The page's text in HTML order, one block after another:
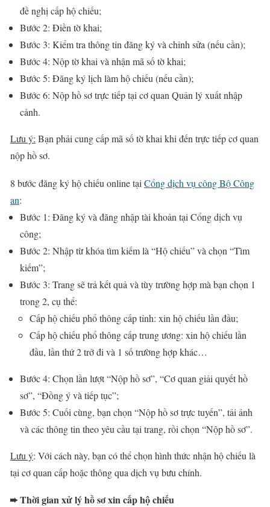
đề nghị cấp hộ chiếu;
Bước 2: Điền tờ khai;
Bước 3: Kiểm tra thông tin đăng ký và chỉnh sửa (nếu cần);
Bước 4: Nộp tờ khai và nhận mã số tờ khai;
Bước 5: Đăng ký lịch làm hộ chiếu (nếu cần);
Bước 6: Nộp hồ sơ trực tiếp tại cơ quan Quản lý xuất nhập
cảnh.
Lưu ý: Bạn phải cung cấp mã số tờ khai khi đến trực tiếp cơ quan
nộp hồ sơ.
8 bước đăng ký hộ chiếu online tại Cổng dịch vụ công Bộ Công
an:
Bước 1: Đăng ký và đăng nhập tài khoản tại Cổng dịch vụ
công;
Bước 2: Nhập từ khóa tìm kiếm là “Hộ chiếu” và chọn “Tìm
kiếm”;
Bước 3: Trang sẽ trả kết quả và tùy trường hợp mà bạn chọn 1
trong 2, cụ thể:
Cấp hộ chiếu phổ thông cấp tỉnh: xin hộ chiếu lần đầu;
Cấp hộ chiếu phổ thông cấp trung ương: xin hộ chiếu lần
đầu, lần thứ 2 trở đi và 1 số trường hợp khác…
Bước 4: Chọn lần lượt “Nộp hồ sơ”, “Cơ quan giải quyết hồ
sơ”, “Đồng ý và tiếp tục”;
Bước 5: Cuối cùng, bạn chọn “Nộp hồ sơ trực tuyến”, tải ảnh
và các thông tin theo yêu cầu tại trang, rồi chọn “Nộp hồ sơ”.
Lưu ý: Với cách này, bạn có thể chọn hình thức nhận hộ chiếu là
tại cơ quan cấp hoặc thông qua dịch vụ bưu chính.
➨ Thời gian xử lý hồ sơ xin cấp hộ chiếu